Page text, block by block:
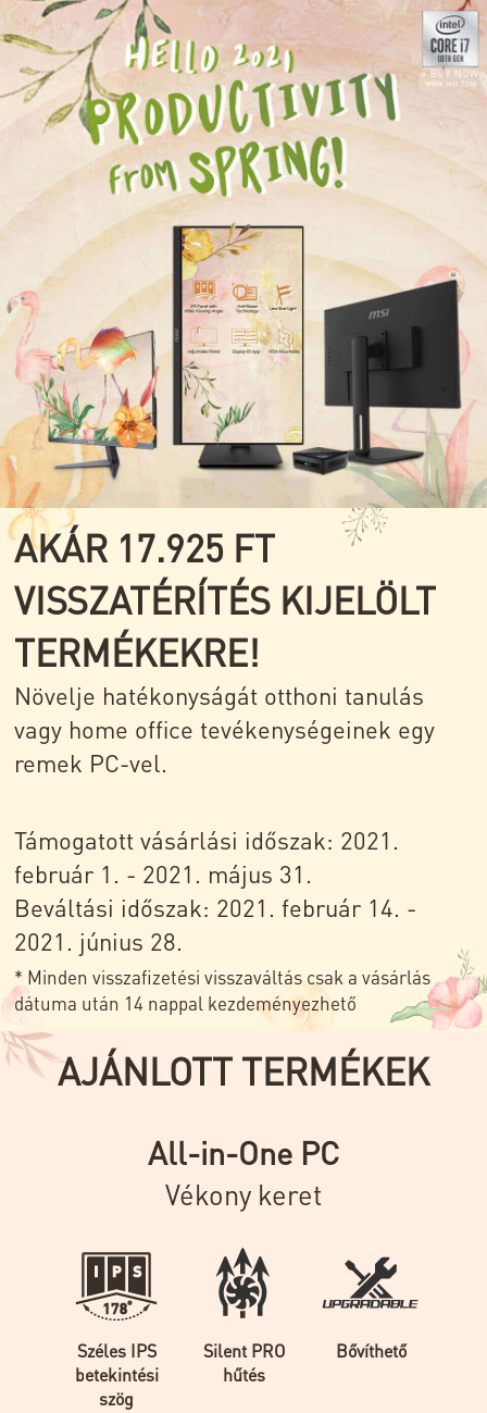
AKÁR 17.925 FT
VISSZATÉRÍTÉS KIJELÖLT
TERMÉKEKRE!
Növelje hatékonyságát otthoni tanulás
vagy home office tevékenységeinek egy
remek PC-vel.
Támogatott vásárlási időszak: 2021.
február 1. - 2021. május 31.
Beváltási időszak: 2021. február 14. -
2021. június 28.
* Minden visszafizetési visszaváltás csak a vásárlás
dátuma után 14 nappal kezdeményezhető
AJÁNLOTT TERMÉKEK
All-in-One PC
Vékony keret
Széles IPS
betekintési
szög
Silent PRO
hűtés
Bővíthető